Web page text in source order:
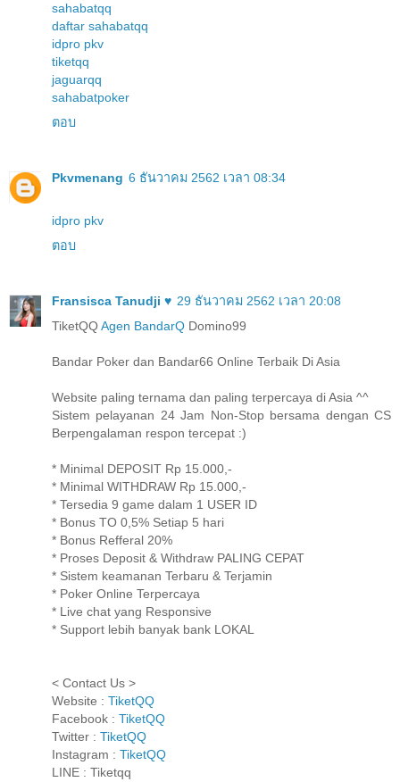
sahabatqq
daftar sahabatqq
idpro pkv
tiketqq
jaguarqq
sahabatpoker
ตอบ
Pkvmenang 6 ธันวาคม 2562 เวลา 08:34
idpro pkv
ตอบ
Fransisca Tanudji ♥ 29 ธันวาคม 2562 เวลา 20:08
TiketQQAgen BandarQ Domino99
Bandar Poker dan Bandar66 Online Terbaik Di Asia
Website paling ternama dan paling terpercaya di Asia ^^
Sistem pelayanan 24 Jam Non-Stop bersama dengan CS
Berpengalaman respon tercepat :)
* Minimal DEPOSIT Rp 15.000,-
* Minimal WITHDRAW Rp 15.000,-
* Tersedia 9 game dalam 1 USER ID
* Bonus TO 0,5% Setiap 5 hari
* Bonus Refferal 20%
* Proses Deposit & Withdraw PALING CEPAT
* Sistem keamanan Terbaru & Terjamin
* Poker Online Terpercaya
* Live chat yang Responsive
* Support lebih banyak bank LOKAL
< Contact Us >
Website : TiketQQ
Facebook : TiketQQ
Twitter : TiketQQ
Instagram : TiketQQ
LINE : Tiketqq